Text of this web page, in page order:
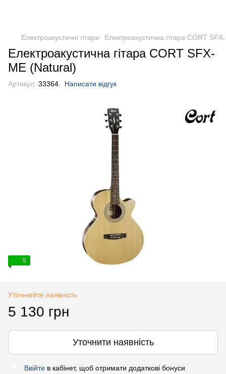
Електроакустичні гітари Електроакустична гітара CORT
Електроакустична гітара CORT SFX-
ME (Natural)
Артикул: 33364 Написати відгук
5
Уточнюйте наявність
5 130 грн
Уточнити наявність
Ввійти в кабінет, щоб отримати додаткові бонуси